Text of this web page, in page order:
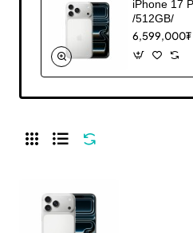
iPhone 17
/512GB/
6,599,000₮